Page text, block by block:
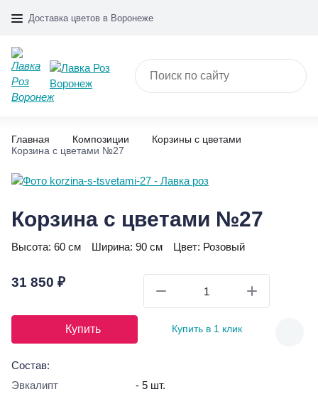
Доставка цветов в Воронеже
Главная Композиции
Корзины с цветами
Корзина с цветами №27
Корзина с цветами №27
Высота: 60 см Ширина: 90 см Цвет: Розовый
31 850 ₽
Купить Купить в 1 клик
Состав:
Эвкалипт
- 5 шт.